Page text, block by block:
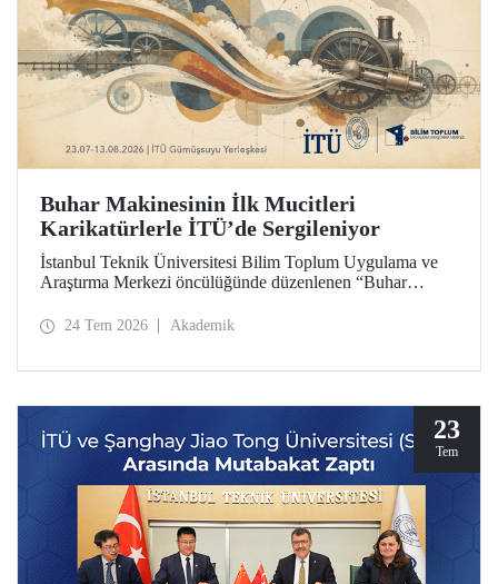
Buhar Makinesinin İlk Mucitleri
Karikatürlerle İTÜ’de Sergileniyor
İstanbul Teknik Üniversitesi Bilim Toplum Uygulama ve
Araştırma Merkezi öncülüğünde düzenlenen “Buhar
Necmettin Erbakan Gümüşsuyu Yerleşkesi’nde
24 Tem 2026 Akademik
23
Tem